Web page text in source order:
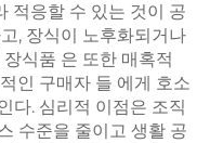
적응할 수 있는 것이 공
, 장식이 노후화되거나
식품 은 또한 매혹적
인 구매자 들 에게 호소
다. 심리적 이점은 조직
수준을 줄이고 생활 공